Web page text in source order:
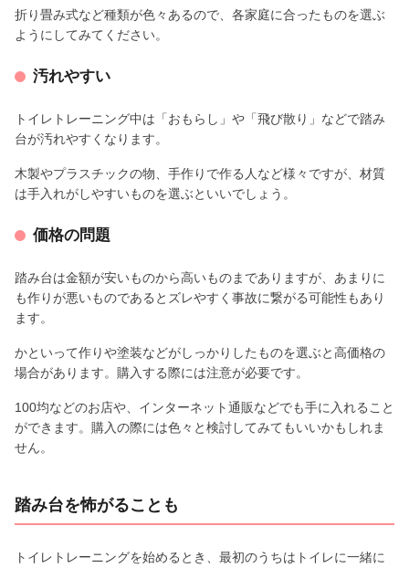
折り畳み式など種類が色々あるので、各家庭に合ったものを選ぶ
ようにしてみてください。
汚れやすい
トイレトレーニング中は「おもらし」や「飛び散り」などで踏み
台が汚れやすくなります。
木製やプラスチックの物、手作りで作る人など様々ですが、材質
は手入れがしやすいものを選ぶといいでしょう。
価格の問題
踏み台は金額が安いものから高いものまでありますが、あまりに
も作りが悪いものであるとズレやすく事故に繋がる可能性もあり
ます。
かといって作りや塗装などがしっかりしたものを選ぶと高価格の
場合があります。購入する際には注意が必要です。
100均などのお店や、インターネット通販などでも手に入れること
ができます。購入の際には色々と検討してみてもいいかもしれま
せん。
踏み台を怖がることも
トイレトレーニングを始めるとき、最初のうちはトイレに一緒に